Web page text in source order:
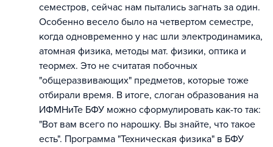
семестров, сейчас нам пытались загнать за один.
Особенно весело было на четвертом семестре,
когда одновременно у нас шли электродинамика,
атомная физика, методы мат. физики, оптика и
теормех. Это не считатая побочных
"общеразвивающих" предметов, которые тоже
отбирали время. В итоге, слоган образования на
ИФМНиТе БФУ можно сформулировать как-то так:
"Вот вам всего по нарошку. Вы знайте, что такое
есть". Программа "Техническая физика" в БФУ